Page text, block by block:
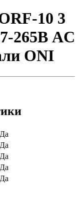
10 3
265В AC
ONI
Да
Да
Да
Да
Да